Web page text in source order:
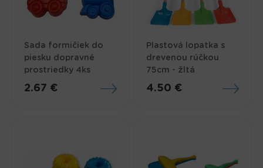
Sada formičiek do
piesku dopravné
prostriedky 4ks
2.67 €
Plastová lopatka s
drevenou rúčkou
75cm - žltá
4.50 €